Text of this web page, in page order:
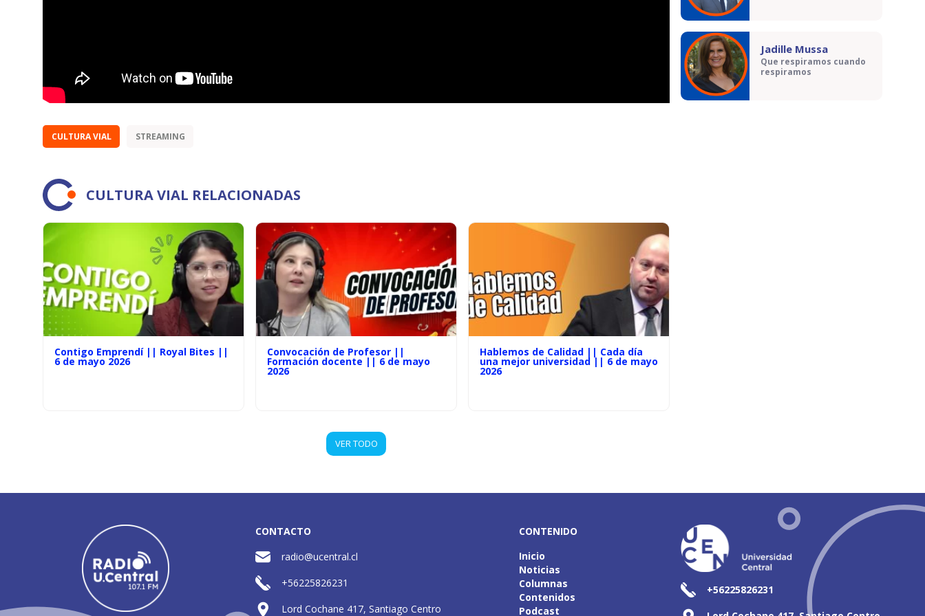
CULTURA VIAL STREAMING
CULTURA VIAL RELACIONADAS
Contigo Emprendí || Royal Bites ||
6 de mayo 2026
Convocación de Profesor ||
Formación docente || 6 de mayo
2026
Hablemos de Calidad || Cada día
una mejor universidad || 6 de mayo
2026
VER TODO
Jadille Mussa
Que respiramos cuando
respiramos
CONTACTO
radio@ucentral.cl
+56225826231
Lord Cochane 417, Santiago Centro
CONTENIDO
Inicio
Noticias
Columnas
Contenidos
Podcast
+56225826231